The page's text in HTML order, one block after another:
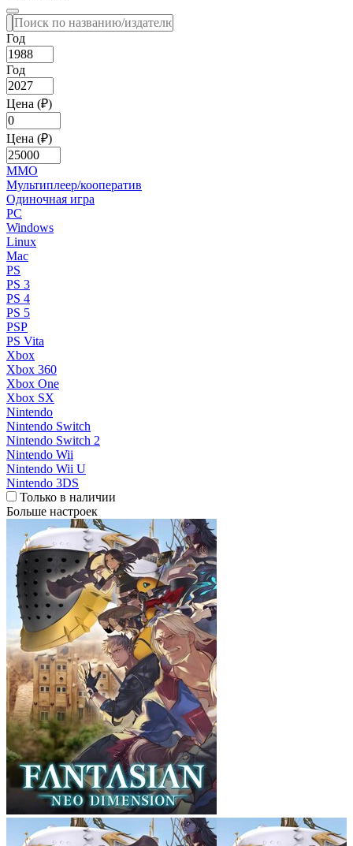
Год
Год
Цена (₽)
Цена (₽)
MMO
Мультиплеер/кооператив
Одиночная игра
PC
Windows
Linux
Mac
PS
PS 3
PS 4
PS 5
PSP
PS Vita
Xbox
Xbox 360
Xbox One
Xbox SX
Nintendo
Nintendo Switch
Nintendo Switch 2
Nintendo Wii
Nintendo Wii U
Nintendo 3DS
Только в наличии
Больше настроек